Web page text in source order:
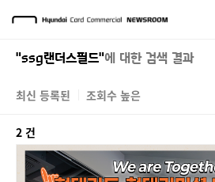
"ssg랜더스필드"에 대한 검색 결과
최신 등록된 조회수 높은
2 건